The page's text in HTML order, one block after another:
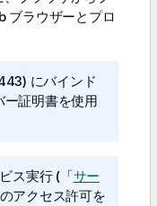
ブラウザーとプロ
にバインド
証明書を使用
ス実行(「サー
アクセス許可を